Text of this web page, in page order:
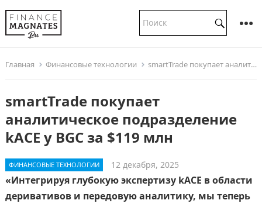
Главная Финансовые технологии smartTrade покупает аналитическое подразделение kACE у BGC за $119 млн
smartTrade покупает
аналитическое подразделение
kACE у BGC за $119 млн
ФИНАНСОВЫЕ ТЕХНОЛОГИИ 12 декабря, 2025
«Интегрируя глубокую экспертизу kACE в области
деривативов и передовую аналитику, мы теперь